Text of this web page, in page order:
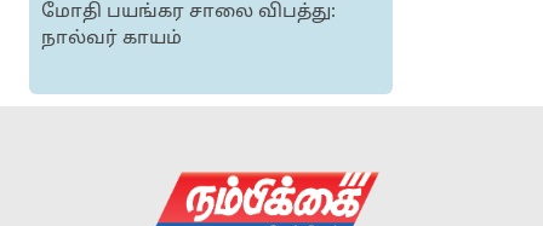
மோதி பயங்கர சாலை விபத்து:
நால்வர் காயம்